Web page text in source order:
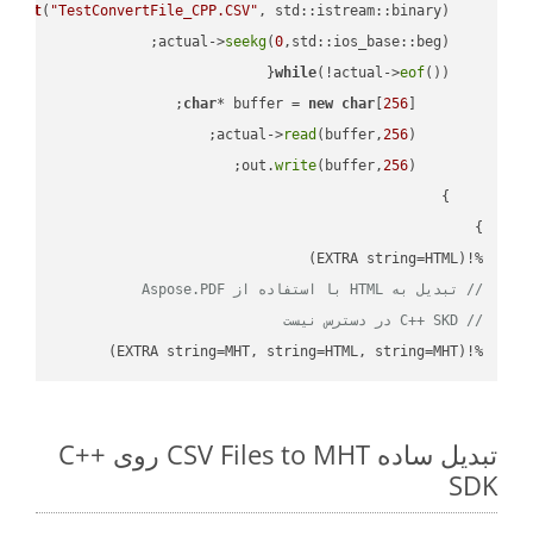
out( "TestConvertFile_CPP.CSV" , std::istream::binary)
seekg(0
while(!actual->eof
char* buffer = new char[ 256
read (buffer,256
write(buffer,256
%!(EXTRA string=HTML)
// تبدیل به HTML با استفاده از Aspose.PDF
// C++ SKD در دسترس نیست
%!(EXTRA string=MHT, string=HTML, string=MHT)
تبدیل ساده CSV Files to MHT روی C++
SDK